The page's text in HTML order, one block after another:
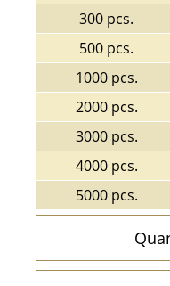
300 pcs.
500 pcs.
1000 pcs.
2000 pcs.
3000 pcs.
4000 pcs.
5000 pcs.